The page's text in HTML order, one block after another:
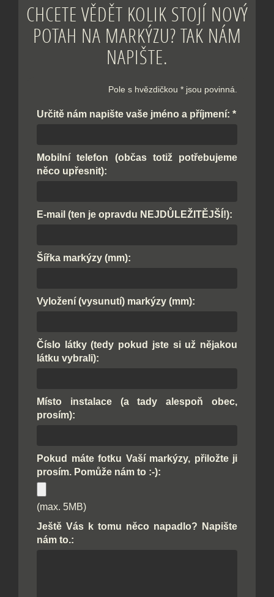
CHCETE VĚDĚT KOLIK STOJÍ NOVÝ
POTAH NA MARKÝZU? TAK NÁM
NAPIŠTE.
Pole s hvězdičkou * jsou povinná.
*
Určitě nám napište vaše jméno a příjmení:
Mobilní telefon (občas totiž potřebujeme
něco upřesnit):
E-mail (ten je opravdu NEJDŮLEŽITĚJŠÍ!):
Šířka markýzy (mm):
Vyložení (vysunutí) markýzy (mm):
Číslo látky (tedy pokud jste si už nějakou
látku vybrali):
Místo instalace (a tady alespoň obec,
prosím):
Pokud máte fotku Vaší markýzy, přiložte ji
prosím. Pomůže nám to :-):
(max. 5MB)
Ještě Vás k tomu něco napadlo? Napište
nám to.: